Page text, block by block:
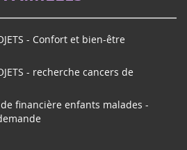
vous à Beaumont !Pour fêter la
maison des Beaumontois dès
- Confort et bien-être
- recherche cancers de
financière enfants malades -